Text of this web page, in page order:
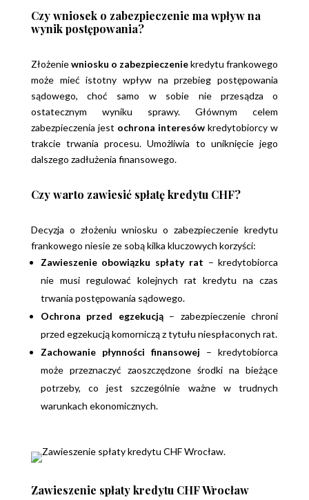
Czy wniosek o zabezpieczenie ma wpływ na
wynik postępowania?
Złożeniewniosku o zabezpieczeniekredytu frankowego
może mieć istotny wpływ na przebieg postępowania
sądowego, choć samo w sobie nie przesądza o
ostatecznym wyniku sprawy. Głównym celem
zabezpieczenia jest ochrona interesów kredytobiorcy w
trakcie trwania procesu. Umożliwia to uniknięcie jego
dalszego zadłużenia finansowego.
Czy warto zawiesić spłatę kredytu CHF?
Decyzja o złożeniu wniosku o zabezpieczenie kredytu
frankowego niesie ze sobą kilka kluczowych korzyści:
Zawieszenie obowiązku spłaty rat – kredytobiorca
nie musi regulować kolejnych rat kredytu na czas
trwania postępowania sądowego.
Ochrona przed egzekucją– zabezpieczenie chroni
przed egzekucją komorniczą z tytułu niespłaconych rat.
Zachowanie płynności finansowej – kredytobiorca
może przeznaczyć zaoszczędzone środki na bieżące
potrzeby, co jest szczególnie ważne w trudnych
warunkach ekonomicznych.
Zawieszenie spłaty kredytu CHF Wrocław